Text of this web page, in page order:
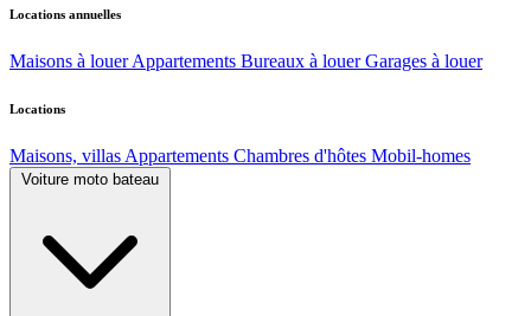
Locations annuelles
Maisons à louer Appartements Bureaux à louer Garages à louer
Locations
Maisons, villas Appartements Chambres d'hôtes Mobil-homes
Voiture moto bateau